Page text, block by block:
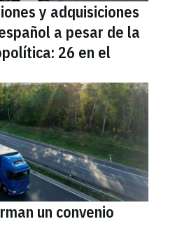
y adquisiciones
a pesar de la
26 en el
un convenio